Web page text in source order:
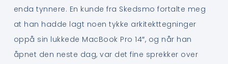
enda tynnere. En kunde fra Skedsmo fortalte meg
at han hadde lagt noen tykke arkitekttegninger
oppå sin lukkede MacBook Pro 14″, og når han
åpnet den neste dag, var det fine sprekker over